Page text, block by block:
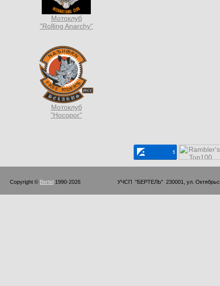
Мотоклуб
"Rolling Anarchy"
Мотоклуб
"Носорог"
Copyright © Bertel 1990-2026                         УЧСП  "БЕРТЕЛЬ"  230001, ул.